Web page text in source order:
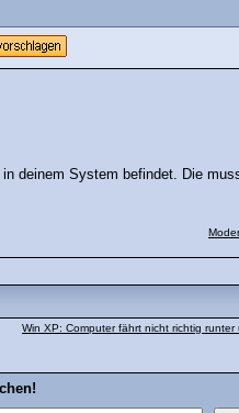
deinem System befindet. Die
Win XP: Computer fährt nicht richtig